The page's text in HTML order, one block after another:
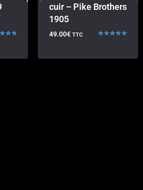
cuir – Pike Brothers
1905
49.00€ TTC